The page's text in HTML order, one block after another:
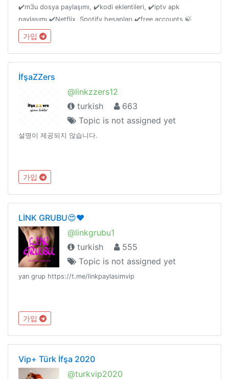
✔️m3u dosya paylaşımı, ✔️kodi eklentileri, ✔️iptv apk
paylaşımı.✔️Netflix ,Spotify hesapları.✔️free accounts 🍃
grυpтan ayrιlan ĸι̇şι̇ler ѕüreѕι̇z υzaĸlaşтιrιlιr. вι̇r daнa grυвa
gι̇reмez.
가입
İfşaZZers
@linkzzers12
turkish
663
Topic is not assigned yet
설명이 제공되지 않습니다.
가입
LİNK GRUBU😍❤️
@linkgrubu1
turkish
555
Topic is not assigned yet
yan grup https://t.me/linkpaylasimvip
가입
Vip+ Türk İfşa 2020
@turkvip2020